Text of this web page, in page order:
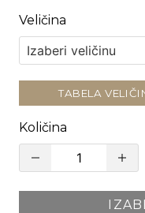
Veličina
TABELA
Količina